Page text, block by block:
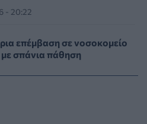
- 20:22
επέμβαση σε νοσοκομείο
σπάνια πάθηση